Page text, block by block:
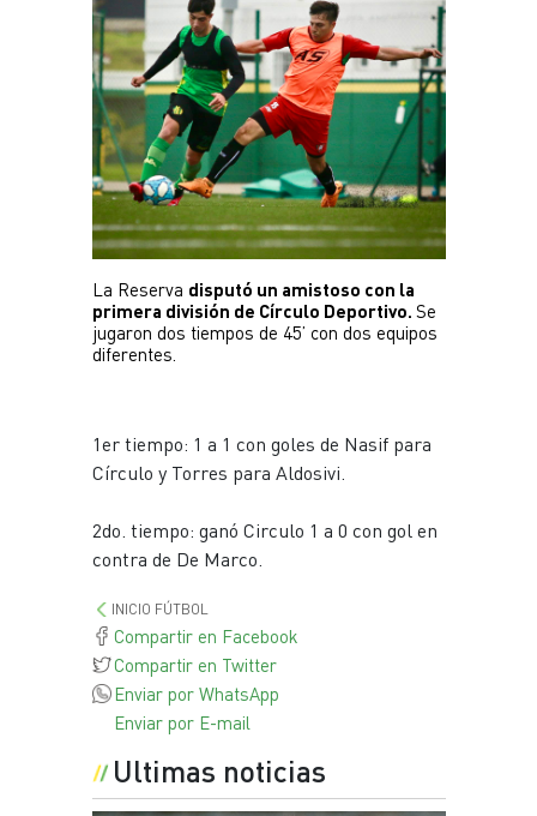
Plantel
Escuela de fútbol
JUVENIL
Noticias
Plantel
INFANTILES
Escuela de fútbol
La Reserva disputó un amistoso con la
primera división de Círculo Deportivo. Se
jugaron dos tiempos de 45’ con dos equipos
diferentes.
1er tiempo: 1 a 1 con goles de Nasif para
Círculo y Torres para Aldosivi.
2do. tiempo: ganó Circulo 1 a 0 con gol en
contra de De Marco.
INICIO FÚTBOL
Compartir en Facebook
Compartir en Twitter
Enviar por WhatsApp
Enviar por E-mail
Ultimas noticias